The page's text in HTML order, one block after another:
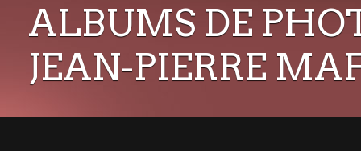
ALBUMS DE
JEAN-PIERRE